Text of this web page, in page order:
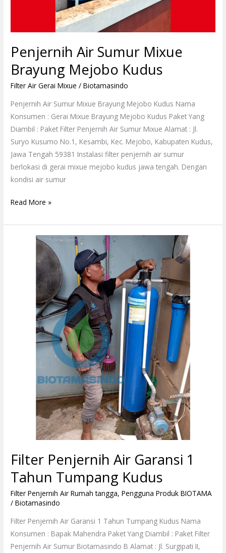
Penjernih Air Sumur Mixue
Brayung Mejobo Kudus
Filter Air Gerai Mixue /Biotamasindo
Penjernih Air Sumur Mixue Brayung Mejobo Kudus Nama
Konsumen : Gerai Mixue Brayung Mejobo Kudus Paket Yang
Diambil : Paket Filter Penjernih Air Sumur Mixue Alamat : Jl.
Suryo Kusumo No.1, Kesambi, Kec. Mejobo, Kabupaten Kudus,
Jawa Tengah 59381 Instalasi filter penjernih air sumur
berlokasi di gerai mixue mejobo kudus jawa tengah. Dengan
kondisi air sumur
Read More »
Filter Penjernih Air Garansi 1
Tahun Tumpang Kudus
Filter Penjernih Air Rumah tangga,Pengguna Produk BIOTAMA
/Biotamasindo
Filter Penjernih Air Garansi 1 Tahun Tumpang Kudus Nama
Konsumen : Bapak Mahendra Paket Yang Diambil : Paket Filter
Penjernih Air Sumur Biotamasindo B Alamat : Jl. Surgipati II,
Penjernih
Tumpang